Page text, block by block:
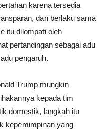
karena tersedia
dan berlaku sama
itu dilompati oleh
pertandingan sebagai adu
pengaruh.
Trump mungkin
kepada tim
domestik, langkah itu
kepemimpinan yang